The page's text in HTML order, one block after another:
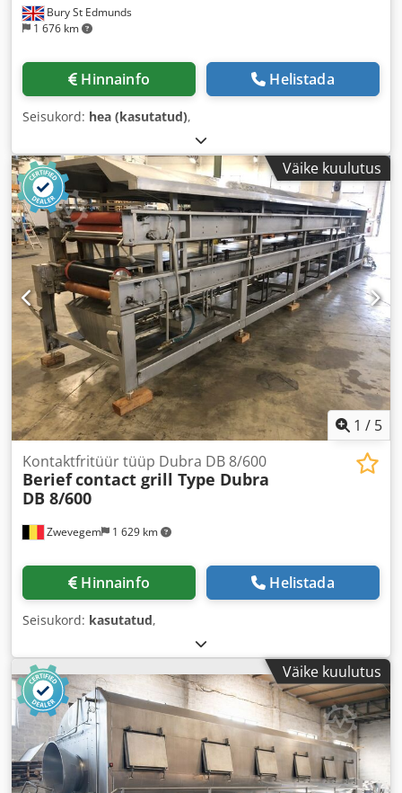
Bury St Edmunds
1 676 km
Hinnainfo Helistada
Seisukord: hea (kasutatud),
Väike kuulutus
1 / 5
Zwevegem 1 629 km
Kontaktfritüür tüüp Dubra DB 8/600
Beriefcontact grill Type Dubra
DB 8/600
Hinnainfo Helistada
Seisukord: kasutatud,
Väike kuulutus